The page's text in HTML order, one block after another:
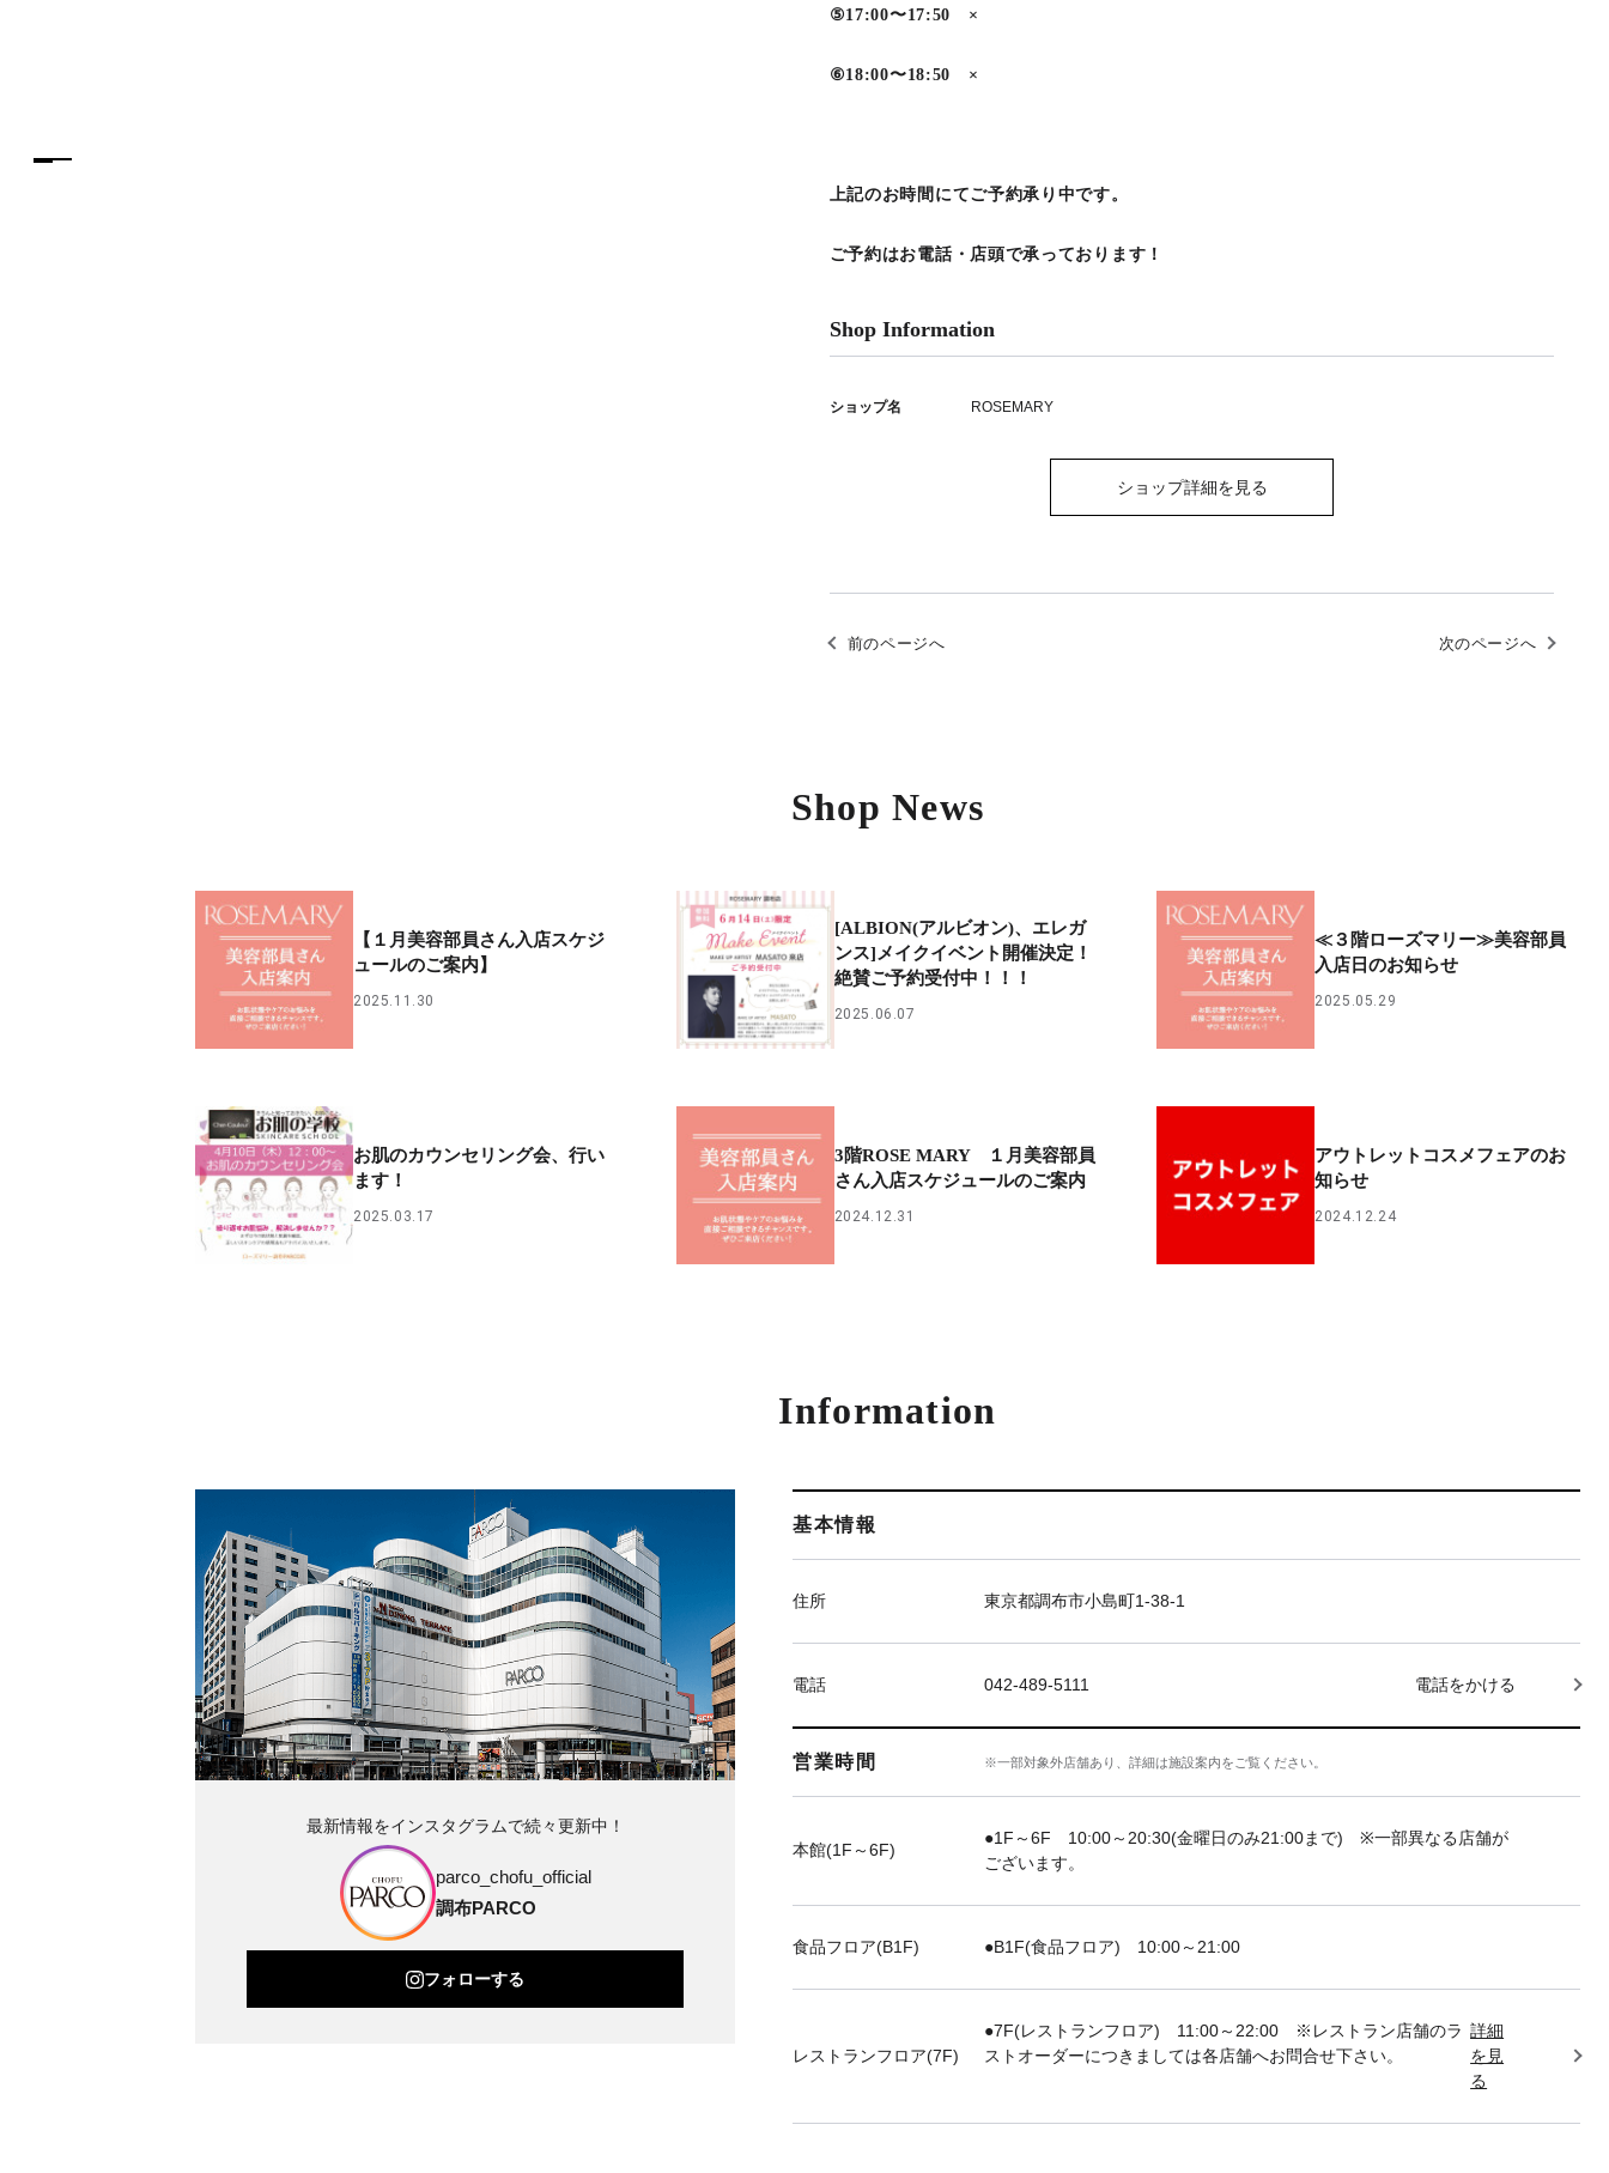
⑤17:00〜17:50 ×
⑥18:00〜18:50 ×
上記のお時間にてご予約承り中です。
ご予約はお電話・店頭で承っております！
Shop Information
ショップ名 ROSEMARY
ショップ詳細を見る
前のページへ 次のページへ
Shop News
【１月美容部員さん入店スケジ
ュールのご案内】
2025.11.30
[ALBION(アルビオン)、エレガ
ンス]メイクイベント開催決定！
絶賛ご予約受付中！！！
2025.06.07
≪３階ローズマリー≫美容部員
入店日のお知らせ
2025.05.29
お肌のカウンセリング会、行い
ます！
2025.03.17
3階ROSE MARY １月美容部員
さん入店スケジュールのご案内
2024.12.31
アウトレットコスメフェアのお
知らせ
2024.12.24
Information
基本情報
住所 東京都調布市小島町1-38-1
電話 042-489-5111 電話をかける
営業時間 ※一部対象外店舗あり、詳細は施設案内をご覧ください。
本館(1F～6F)
●1F～6F 10:00～20:30(金曜日のみ21:00まで) ※一部異なる店舗が
ございます。
食品フロア(B1F) ●B1F(食品フロア) 10:00～21:00
レストランフロア(7F)
●7F(レストランフロア) 11:00～22:00 ※レストラン店舗のラ
ストオーダーにつきましては各店舗へお問合せ下さい。
詳細
を見
る
最新情報をインスタグラムで続々更新中！
parco_chofu_official
調布PARCO
フォローする